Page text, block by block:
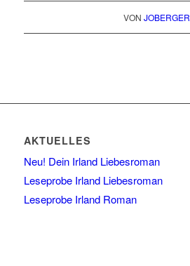
VONJOBERGER
AKTUELLES
Neu! Dein Irland Liebesroman
Leseprobe Irland Liebesroman
Leseprobe Irland Roman